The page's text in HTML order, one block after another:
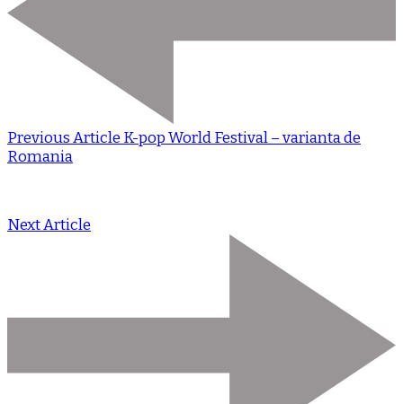
Previous Article K-pop World Festival – varianta de
Romania
Next Article